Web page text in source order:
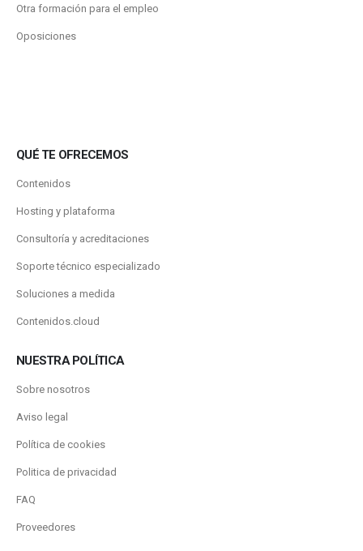
Otra formación para el empleo
Oposiciones
QUÉ TE OFRECEMOS
Contenidos
Hosting y plataforma
Consultoría y acreditaciones
Soporte técnico especializado
Soluciones a medida
Contenidos.cloud
NUESTRA POLÍTICA
Sobre nosotros
Aviso legal
Política de cookies
Politica de privacidad
FAQ
Proveedores